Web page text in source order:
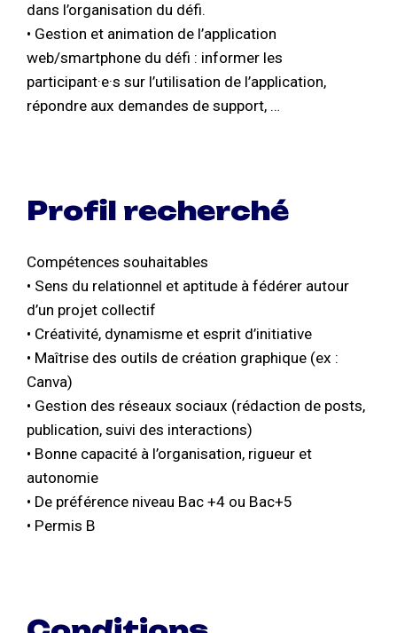
dans l’organisation du défi.
• Gestion et animation de l’application
web/smartphone du défi : informer les
participant·e·s sur l’utilisation de l’application,
répondre aux demandes de support, …
Profil recherché
Compétences souhaitables
• Sens du relationnel et aptitude à fédérer autour
d’un projet collectif
• Créativité, dynamisme et esprit d’initiative
• Maîtrise des outils de création graphique (ex :
Canva)
• Gestion des réseaux sociaux (rédaction de posts,
publication, suivi des interactions)
• Bonne capacité à l’organisation, rigueur et
autonomie
• De préférence niveau Bac +4 ou Bac+5
• Permis B